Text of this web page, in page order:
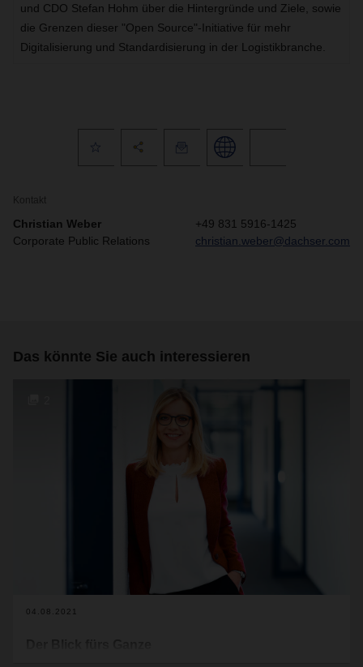
und CDO Stefan Hohm über die Hintergründe und Ziele, sowie
die Grenzen dieser "Open Source"-Initiative für mehr
Digitalisierung und Standardisierung in der Logistikbranche.
Kontakt
Christian Weber
Corporate Public Relations
+49 831 5916-1425
christian.weber@dachser.com
Das könnte Sie auch interessieren
04.08.2021